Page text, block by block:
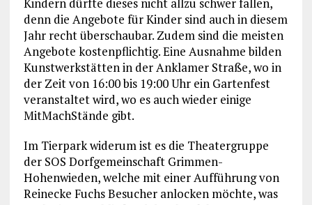
denn die Angebote für Kinder sind auch in diesem
Jahr recht überschaubar. Zudem sind die meisten
Angebote kostenpflichtig. Eine Ausnahme bilden
Kunstwerkstätten in der Anklamer Straße, wo in
der Zeit von 16:00 bis 19:00 Uhr ein Gartenfest
veranstaltet wird, wo es auch wieder einige
MitMachStände gibt.
Im Tierpark widerum ist es die Theatergruppe
der SOS Dorfgemeinschaft Grimmen-
Hohenwieden, welche mit einer Aufführung von
Reinecke Fuchs Besucher anlocken möchte, was